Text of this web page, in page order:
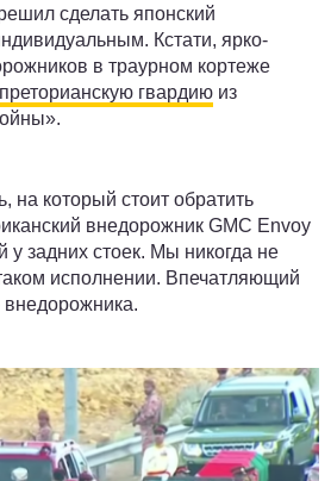
сделать японский
Кстати, ярко-
в траурном кортеже
гвардию из
на который стоит обратить
внедорожник GMC Envoy
у задних стоек. Мы никогда не
исполнении. Впечатляющий
внедорожника.